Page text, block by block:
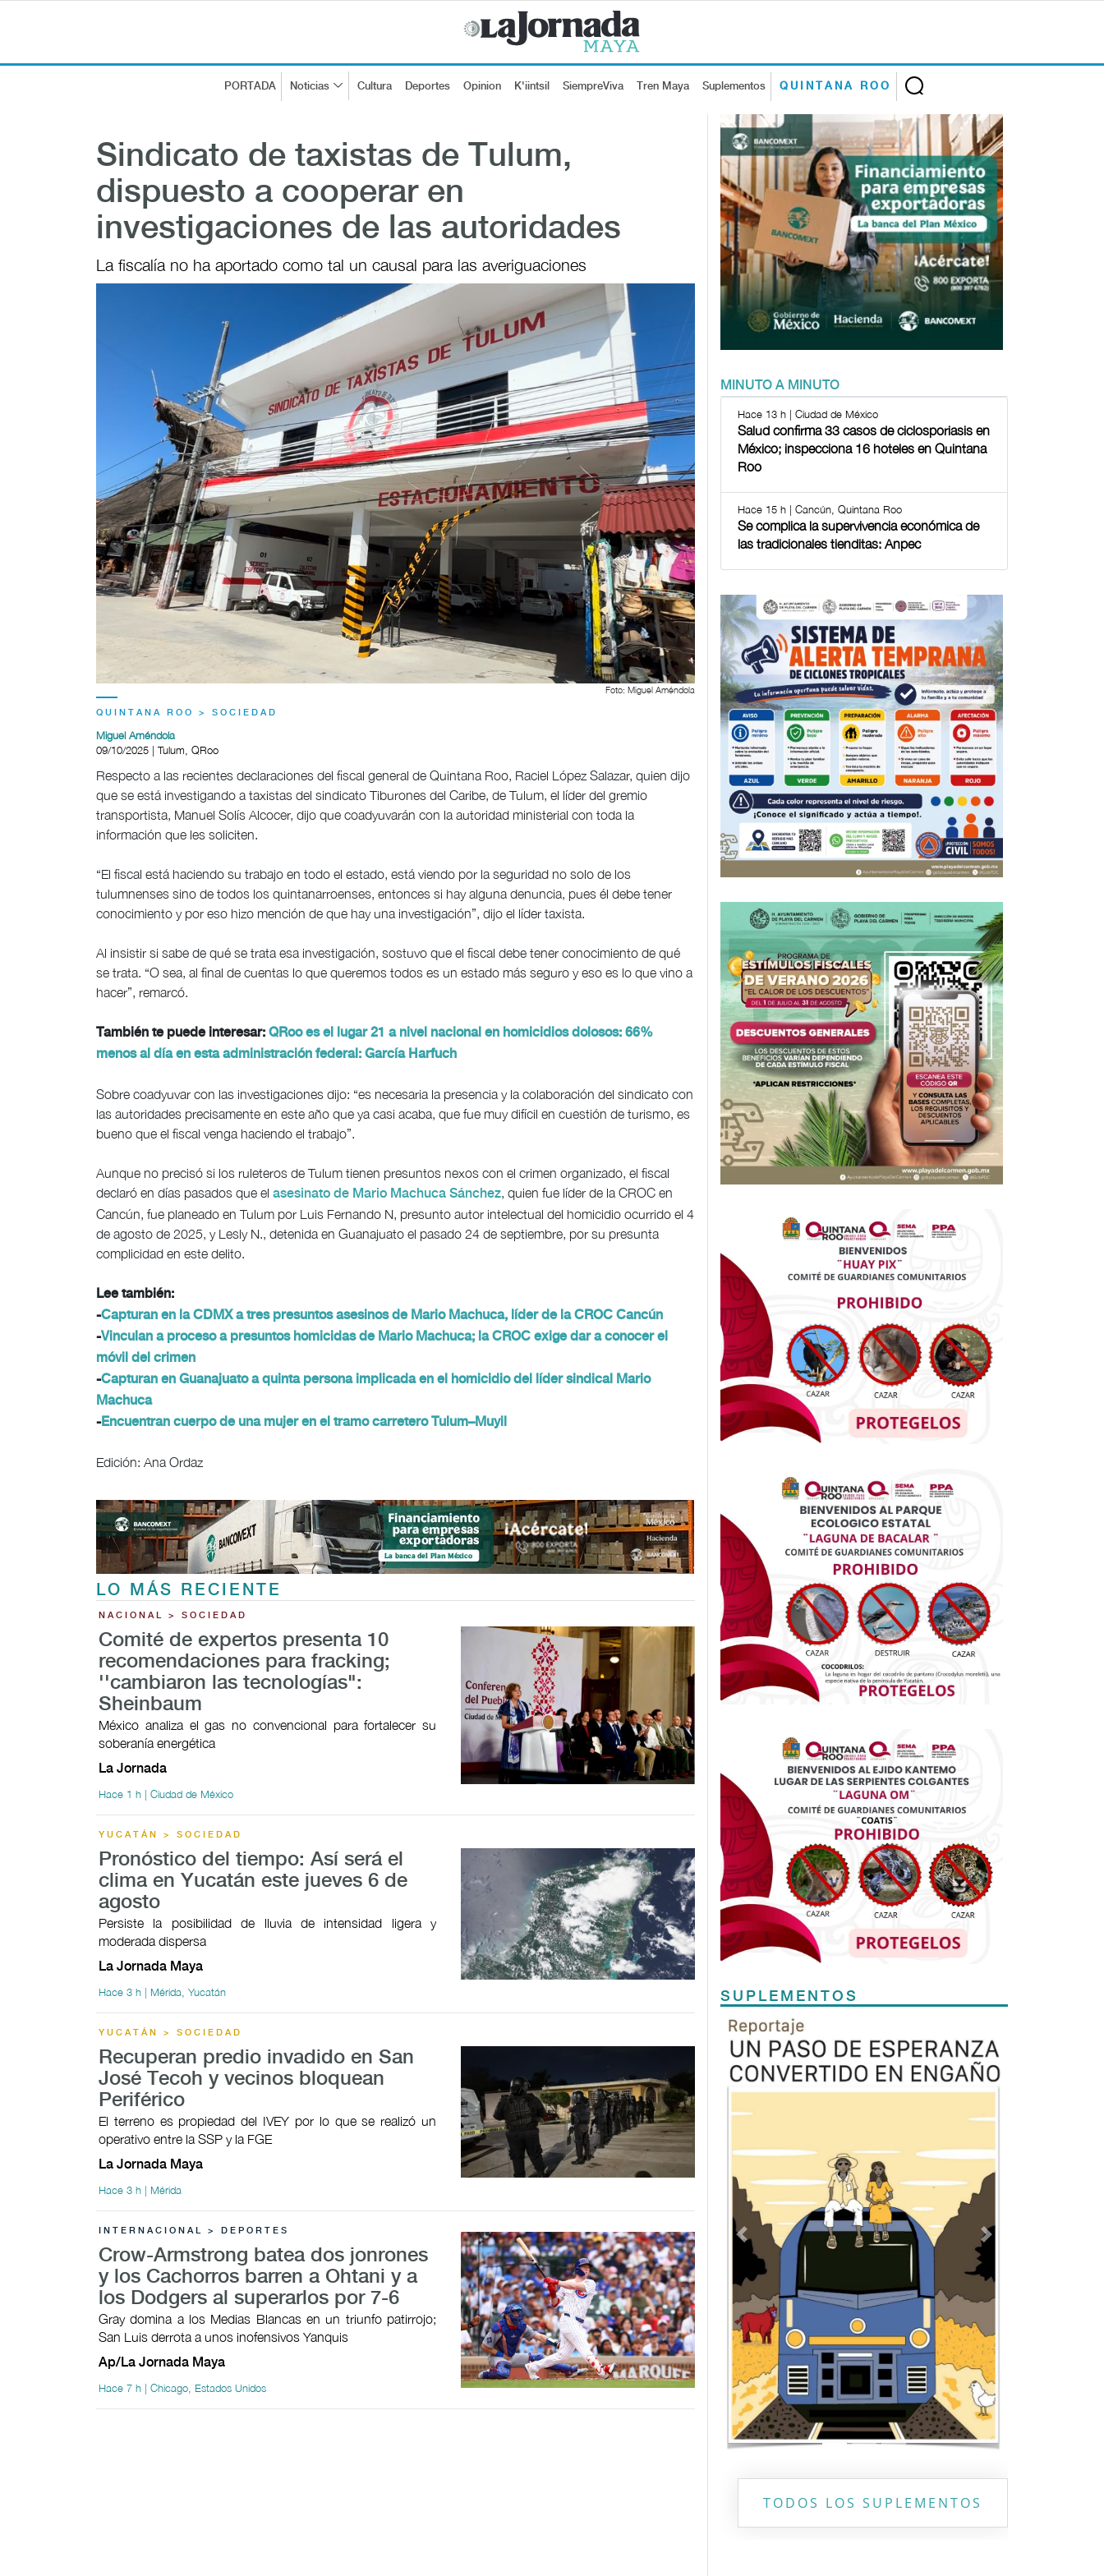
PORTADA Noticias Cultura Deportes Opinion K'iintsil SiempreViva Tren Maya Suplementos QUINTANA ROO
Sindicato de taxistas de Tulum,
dispuesto a cooperar en
investigaciones de las autoridades
La fiscalía no ha aportado como tal un causal para las averiguaciones
Foto: Miguel Améndola
QUINTANA ROO > SOCIEDAD
Miguel Améndola
09/10/2025 | Tulum, QRoo
Respecto a las recientes declaraciones del fiscal general de Quintana Roo, Raciel López Salazar, quien dijo
que se está investigando a taxistas del sindicato Tiburones del Caribe, de Tulum, el líder del gremio
transportista, Manuel Solís Alcocer, dijo que coadyuvarán con la autoridad ministerial con toda la
información que les soliciten.
“El fiscal está haciendo su trabajo en todo el estado, está viendo por la seguridad no solo de los
tulumnenses sino de todos los quintanarroenses, entonces si hay alguna denuncia, pues él debe tener
conocimiento y por eso hizo mención de que hay una investigación”, dijo el líder taxista.
Al insistir si sabe de qué se trata esa investigación, sostuvo que el fiscal debe tener conocimiento de qué
se trata. “O sea, al final de cuentas lo que queremos todos es un estado más seguro y eso es lo que vino a
hacer”, remarcó.
También te puede interesar: QRoo es el lugar 21 a nivel nacional en homicidios dolosos: 66%
menos al día en esta administración federal: García Harfuch
Sobre coadyuvar con las investigaciones dijo: “es necesaria la presencia y la colaboración del sindicato con
las autoridades precisamente en este año que ya casi acaba, que fue muy difícil en cuestión de turismo, es
bueno que el fiscal venga haciendo el trabajo”.
Aunque no precisó si los ruleteros de Tulum tienen presuntos nexos con el crimen organizado, el fiscal
declaró en días pasados que el asesinato de Mario Machuca Sánchez, quien fue líder de la CROC en
Cancún, fue planeado en Tulum por Luis Fernando N, presunto autor intelectual del homicidio ocurrido el 4
de agosto de 2025, y Lesly N., detenida en Guanajuato el pasado 24 de septiembre, por su presunta
complicidad en este delito.
Lee también:
-Capturan en la CDMX a tres presuntos asesinos de Mario Machuca, líder de la CROC Cancún
-Vinculan a proceso a presuntos homicidas de Mario Machuca; la CROC exige dar a conocer el
móvil del crimen
-Capturan en Guanajuato a quinta persona implicada en el homicidio del líder sindical Mario
Machuca
-Encuentran cuerpo de una mujer en el tramo carretero Tulum–Muyil
Edición: Ana Ordaz
LO MÁS RECIENTE
NACIONAL > SOCIEDAD
Comité de expertos presenta 10
recomendaciones para fracking;
''cambiaron las tecnologías":
Sheinbaum
México analiza el gas no convencional para fortalecer su
soberanía energética
La Jornada
Hace 1 h | Ciudad de México
YUCATÁN > SOCIEDAD
Pronóstico del tiempo: Así será el
clima en Yucatán este jueves 6 de
agosto
Persiste la posibilidad de lluvia de intensidad ligera y
moderada dispersa
La Jornada Maya
Hace 3 h | Mérida, Yucatán
YUCATÁN > SOCIEDAD
Recuperan predio invadido en San
José Tecoh y vecinos bloquean
Periférico
El terreno es propiedad del IVEY por lo que se realizó un
operativo entre la SSP y la FGE
La Jornada Maya
Hace 3 h | Mérida
INTERNACIONAL > DEPORTES
Crow-Armstrong batea dos jonrones
y los Cachorros barren a Ohtani y a
los Dodgers al superarlos por 7-6
Gray domina a los Medias Blancas en un triunfo patirrojo;
San Luis derrota a unos inofensivos Yanquis
Ap/La Jornada Maya
Hace 7 h | Chicago, Estados Unidos
MINUTO A MINUTO
Hace 13 h | Ciudad de México
Salud confirma 33 casos de ciclosporiasis en
México; inspecciona 16 hoteles en Quintana
Roo
Hace 15 h | Cancún, Quintana Roo
Se complica la supervivencia económica de
las tradicionales tienditas: Anpec
SUPLEMENTOS
Previous
TODOS LOS SUPLEMENTOS